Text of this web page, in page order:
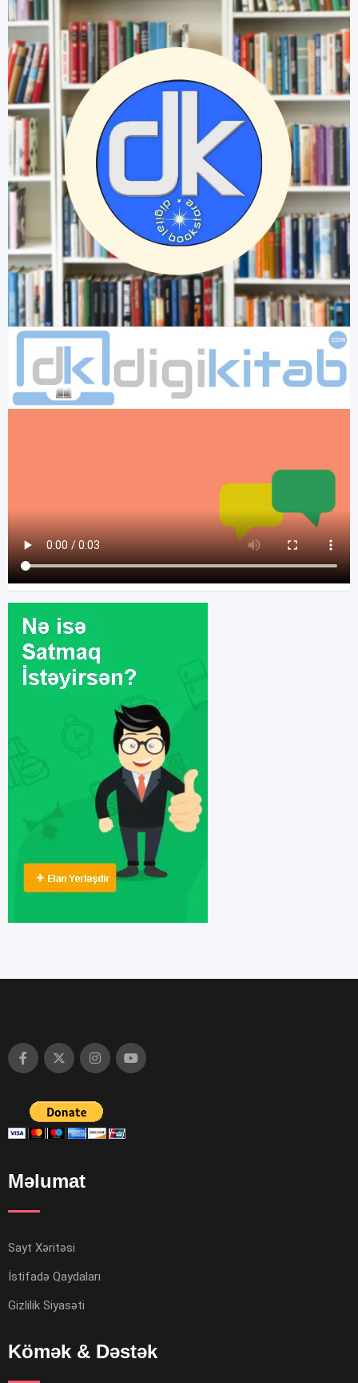
Məlumat
Sayt Xəritəsi
İstifadə Qaydaları
Gizlilik Siyasəti
Kömək & Dəstək